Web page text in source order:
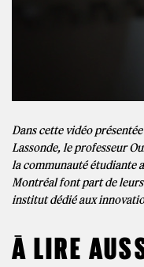
Dans cette vidéo
Lassonde, le professeur
la communauté étudiante
Montréal font part de
institut dédié aux
À LIRE